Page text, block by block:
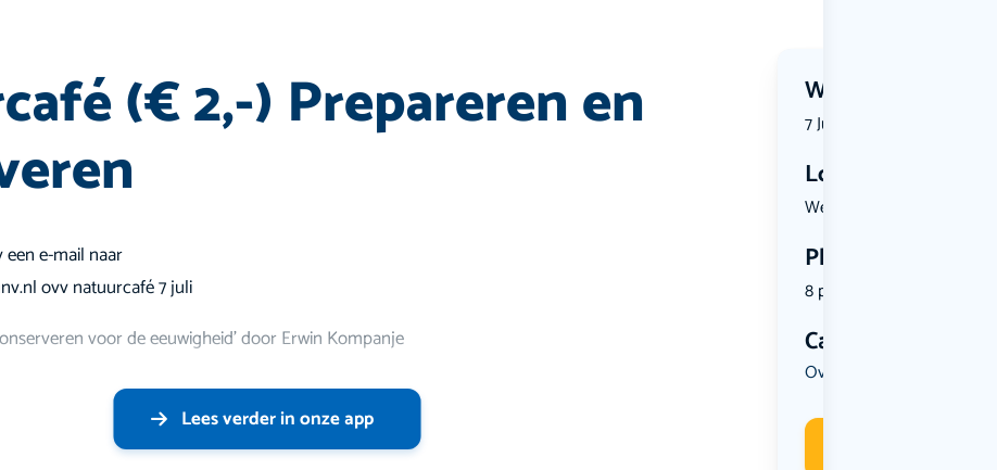
(€ 2,-) Prepareren en Wanneer?
7 July 2026 | 19:15
Locatie
Westzeedij...
Plekken
8 plekken beschikbaar
Categorie
Overig
e-mail naar
ovv natuurcafé 7 juli
voor de eeuwigheid' door Erwin Kompanje
Lees verder in onze app